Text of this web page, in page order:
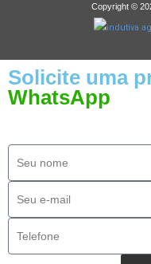
Copyright ©
Solicite uma
WhatsApp